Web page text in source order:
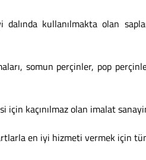
dalında kullanılmakta olan
somun perçinler, pop
için kaçınılmaz olan imalat
en iyi hizmeti vermek için